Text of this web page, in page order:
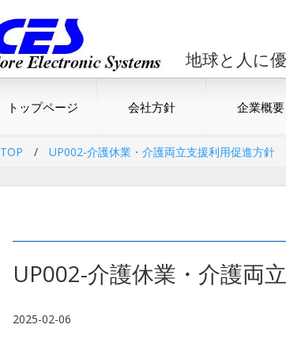
地球と人に
トップページ 会社方針 企業概要
TOP / UP002-介護休業・介護両立支援利用促進方針
UP002-介護休業・介護両
2025-02-06